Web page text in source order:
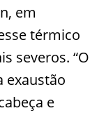
em
térmico
severos. “O
exaustão
e